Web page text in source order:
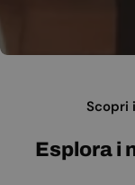
Scopri
Esplora i